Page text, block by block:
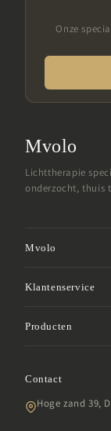
Onze
Mvolo
Lichttherapie
onderzocht, thuis
Mvolo
Studentenkorting
Garantie
SDG
Klantenservice
Klachten
Producten
LED
Infraroodlampen
Contact
Hoge zand 39,